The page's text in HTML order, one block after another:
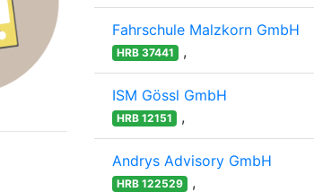
Fahrschule Malzkorn GmbH
HRB 37441 ,
ISM Gössl GmbH
HRB 12151 ,
Andrys Advisory GmbH
HRB 122529 ,